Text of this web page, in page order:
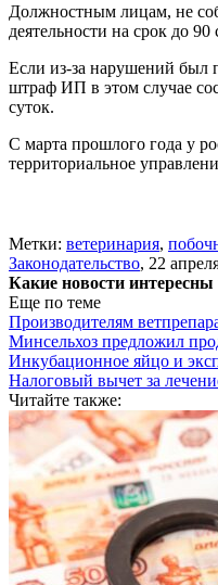
Должностным лицам, не
деятельности на срок до
Если из-за нарушений был
штраф ИП в этом случае
суток.
С марта прошлого года у
территориальное
Метки: ветеринария,
Законодательство, 22
Какие новости
Еще по теме
Производителям
Минсельхоз предложил
Инкубационное яйцо и
Налоговый вычет за
Читайте также: